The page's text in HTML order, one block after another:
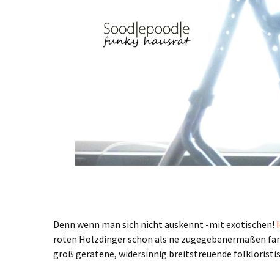
Denn wenn man sich nicht auskennt -mit exotischen!
roten Holzdinger schon als ne zugegebenermaßen
groß geratene, widersinnig breitstreuende